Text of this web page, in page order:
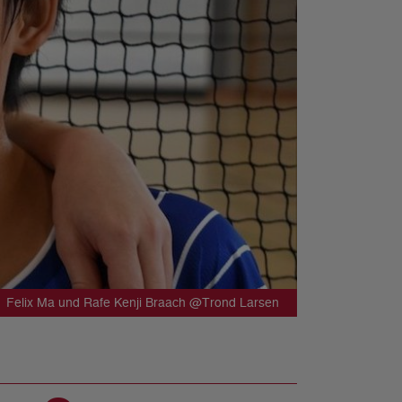
Felix Ma und Rafe Kenji Braach @Trond Larsen